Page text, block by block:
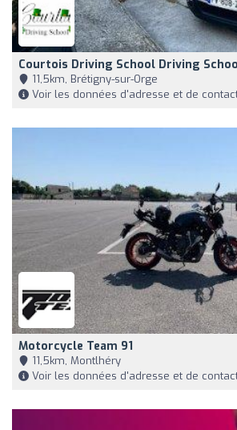
Courtois Driving School Driving
11,5km, Brétigny-sur-Orge
Voir les données d'adresse et de
Motorcycle Team 91
11,5km, Montlhéry
Voir les données d'adresse et de